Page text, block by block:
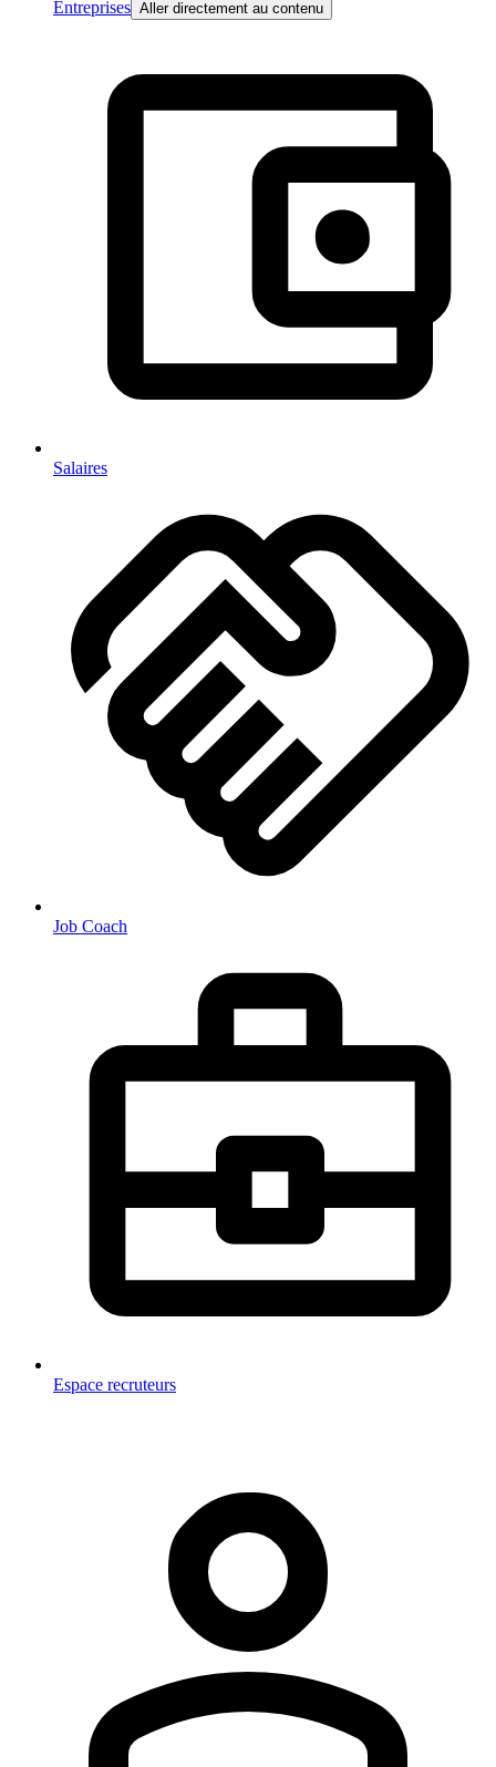
Entreprises Aller directement au contenu
Salaires
Job Coach
Espace recruteurs